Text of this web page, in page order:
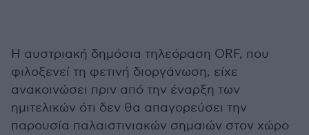
Η αυστριακή δημόσια τηλεόραση ORF, που
φιλοξενεί τη φετινή διοργάνωση, είχε
ανακοινώσει πριν από την έναρξη των
ημιτελικών ότι δεν θα απαγορεύσει την
παρουσία παλαιστινιακών σημαιών στον χώρο